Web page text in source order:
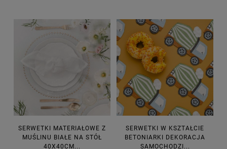
SERWETKI MATERIAŁOWE Z
MUŚLINU BIAŁE NA STÓŁ
40X40CM...
SERWETKI W KSZTAŁCIE
BETONIARKI DEKORACJA
SAMOCHODZI...